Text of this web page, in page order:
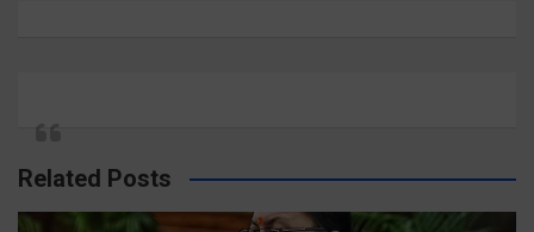
Related Posts